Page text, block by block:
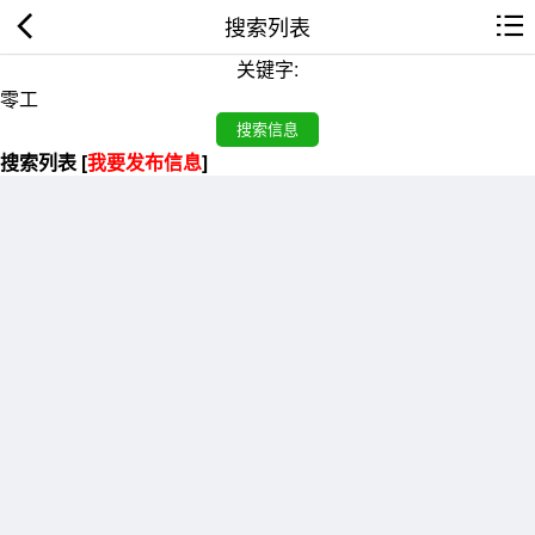
搜索列表
关键字:
搜索列表 [我要发布信息]